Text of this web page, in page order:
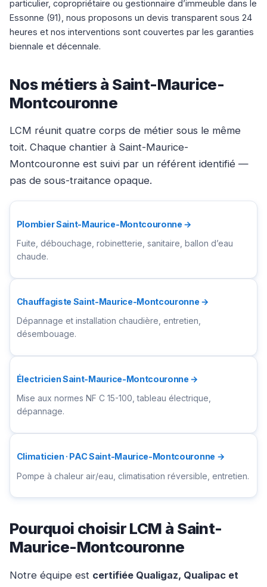
particulier, copropriétaire ou gestionnaire d’immeuble dans le
Essonne (91), nous proposons un devis transparent sous 24
heures et nos interventions sont couvertes par les garanties
biennale et décennale.
Nos métiers à Saint-Maurice-
Montcouronne
LCM réunit quatre corps de métier sous le même
toit. Chaque chantier à Saint-Maurice-
Montcouronne est suivi par un référent identifié —
pas de sous-traitance opaque.
Plombier Saint-Maurice-Montcouronne →
Fuite, débouchage, robinetterie, sanitaire, ballon d’eau
chaude.
Chauffagiste Saint-Maurice-Montcouronne →
Dépannage et installation chaudière, entretien,
désembouage.
Électricien Saint-Maurice-Montcouronne →
Mise aux normes NF C 15-100, tableau électrique,
dépannage.
Climaticien · PAC Saint-Maurice-Montcouronne →
Pompe à chaleur air/eau, climatisation réversible, entretien.
Pourquoi choisir LCM à Saint-
Maurice-Montcouronne
Notre équipe est certifiée Qualigaz, Qualipac et